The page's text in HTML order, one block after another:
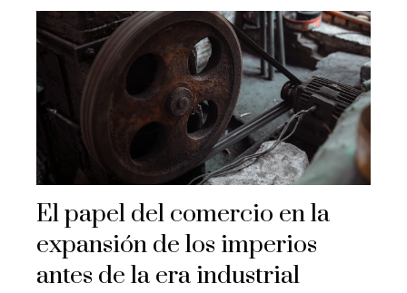
El papel del comercio en la
expansión de los imperios
antes de la era industrial